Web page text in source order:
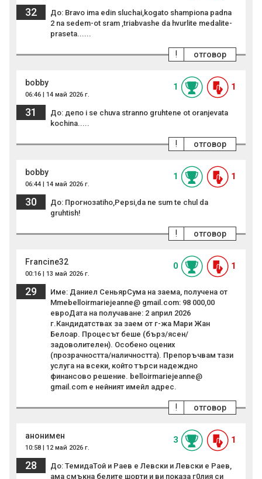
32
До: Bravo ima edin sluchai,kogato shampiona padna
2 na sedem-ot sram ,triabvashe da hvurlite medalite-
praseta......
отговор
!
bobby
06:46 | 14 май 2026 г.
1 1
31
До: депо i se chuva stranno gruhtene ot oranjevata
kochina.....
отговор
!
bobby
06:44 | 14 май 2026 г.
1 1
30
До: Прогнозаtiho,Pepsi,da ne sum te chul da
gruhtish!
отговор
!
Francine32
00:16 | 13 май 2026 г.
0 1
29
Име: Даниел СеньярСума на заема, получена от
Mmebelloirmariejeanne@ gmail.com: 98 000,00
евроДата на получаване: 2 април 2026
г.Кандидатствах за заем от г-жа Мари Жан
Белоар. Процесът беше (бърз/ясен/
задоволителен). Особено оцених
(прозрачността/наличността). Препоръчвам тази
услуга на всеки, който търси надеждно
финансово решение. belloirmariejeanne@
gmail.com е нейният имейл адрес.
отговор
!
анонимен
10:58 | 12 май 2026 г.
3 1
28
До: ТемидаТой и Раев е Левски и Левски е Раев,
ама смъкна белите шорти и ви показа г0лия си